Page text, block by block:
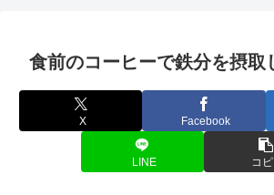
食前のコーヒーで鉄分を摂取
X Facebook
LINE コ